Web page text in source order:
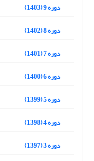
دوره 9 (1403)
دوره 8 (1402)
دوره 7 (1401)
دوره 6 (1400)
دوره 5 (1399)
دوره 4 (1398)
دوره 3 (1397)